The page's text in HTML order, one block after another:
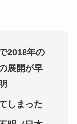
2018年の
展開が早
しまった